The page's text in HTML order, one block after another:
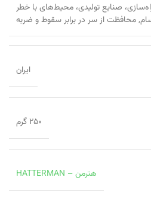
صنایع تولیدی، محیط‌های با خطر
,محافظت از سر در برابر سقوط و ضربه
ایران
۲۵۰ گرم
هترمن – HATTERMAN